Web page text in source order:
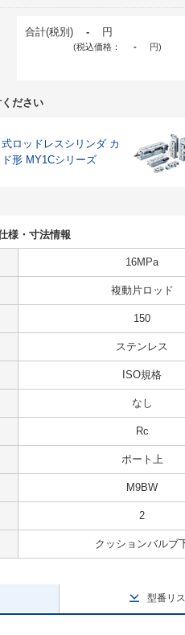
合計(税別) - 円
(税込価格： - 円)
ださい
ロッドレスシリンダ カ
形 MY1Cシリーズ
様・寸法情報
16MPa
複動片ロッド
150
ステンレス
ISO規格
なし
Rc
ポート上
M9BW
2
クッションバルブ
型番リ